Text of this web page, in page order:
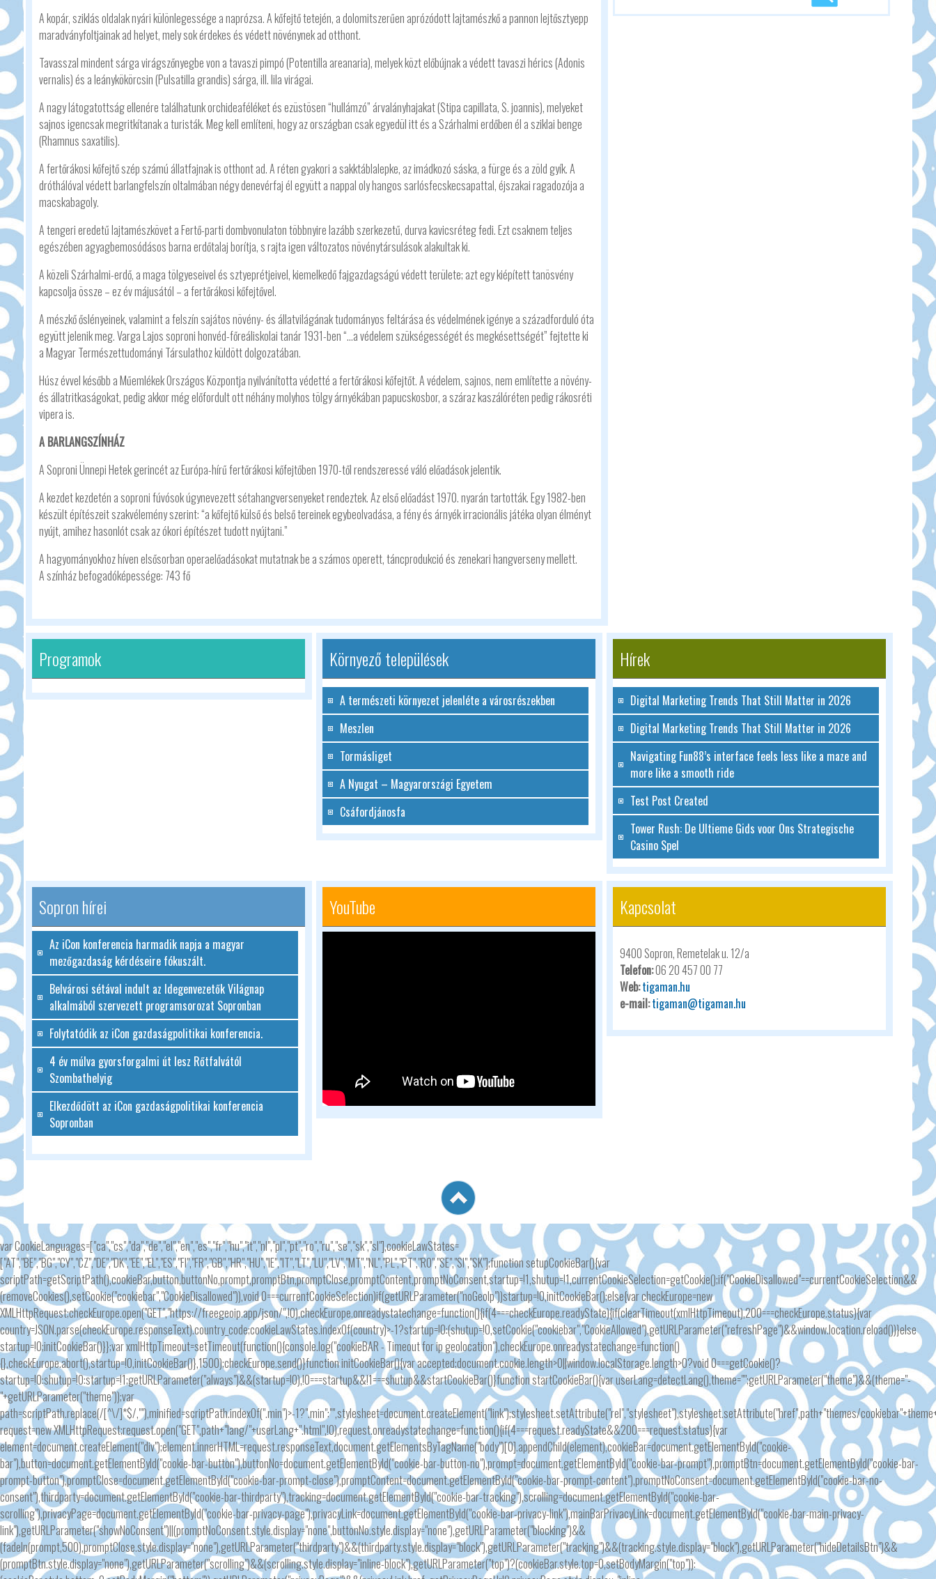
A kopár, sziklás oldalak nyári különlegessége a naprózsa. A kőfejtő tetején, a dolomitszerűen aprózódott lajtamészkő a pannon lejtősztyepp
maradványfoltjainak ad helyet, mely sok érdekes és védett növénynek ad otthont.
Tavasszal mindent sárga virágszőnyegbe von a tavaszi pimpó (Potentilla areanaria), melyek közt előbújnak a védett tavaszi hérics (Adonis
vernalis) és a leánykökörcsin (Pulsatilla grandis) sárga, ill. lila virágai.
A nagy látogatottság ellenére találhatunk orchideaféléket és ezüstösen “hullámzó” árvalányhajakat (Stipa capillata, S. joannis), melyeket
sajnos igencsak megritkítanak a turisták. Meg kell említeni, hogy az országban csak egyedül itt és a Szárhalmi erdőben él a sziklai benge
(Rhamnus saxatilis).
A fertőrákosi kőfejtő szép számú állatfajnak is otthont ad. A réten gyakori a sakktáblalepke, az imádkozó sáska, a fürge és a zöld gyík. A
dróthálóval védett barlangfelszín oltalmában négy denevérfaj él együtt a nappal oly hangos sarlósfecskecsapattal, éjszakai ragadozója a
macskabagoly.
A tengeri eredetű lajtamészkövet a Fertő-parti dombvonulaton többnyire lazább szerkezetű, durva kavicsréteg fedi. Ezt csaknem teljes
egészében agyagbemosódásos barna erdőtalaj borítja, s rajta igen változatos növénytársulások alakultak ki.
A közeli Szárhalmi-erdő, a maga tölgyeseivel és sztyeprétjeivel, kiemelkedő fajgazdagságú védett területe; azt egy kiépített tanösvény
kapcsolja össze – ez év májusától – a fertőrákosi kőfejtővel.
A mészkő őslényeinek, valamint a felszín sajátos növény- és állatvilágának tudományos feltárása és védelmének igénye a századforduló óta
együtt jelenik meg. Varga Lajos soproni honvéd-főreáliskolai tanár 1931-ben “…a védelem szükségességét és megkésettségét” fejtette ki
a Magyar Természettudományi Társulathoz küldött dolgozatában.
Húsz évvel később a Műemlékek Országos Központja nyilvánította védetté a fertőrákosi kőfejtőt. A védelem, sajnos, nem említette a növény-
és állatritkaságokat, pedig akkor még előfordult ott néhány molyhos tölgy árnyékában papucskosbor, a száraz kaszálóréten pedig rákosréti
vipera is.
A BARLANGSZÍNHÁZ
A Soproni Ünnepi Hetek gerincét az Európa-hírű fertőrákosi kőfejtőben 1970-től rendszeressé váló előadások jelentik.
A kezdet kezdetén a soproni fúvósok úgynevezett sétahangversenyeket rendeztek. Az első előadást 1970. nyarán tartották. Egy 1982-ben
készült építészeit szakvélemény szerint: “a kőfejtő külső és belső tereinek egybeolvadása, a fény és árnyék irracionális játéka olyan élményt
nyújt, amihez hasonlót csak az ókori építészet tudott nyújtani.”
A hagyományokhoz híven elsősorban operaelőadásokat mutatnak be a számos operett, táncprodukció és zenekari hangverseny mellett.
A színház befogadóképessége: 743 fő
Programok Környező települések
A természeti környezet jelenléte a városrészekben
Meszlen
Tormásliget
A Nyugat – Magyarországi Egyetem
Csáfordjánosfa
Hírek
Digital Marketing Trends That Still Matter in 2026
Digital Marketing Trends That Still Matter in 2026
Navigating Fun88’s interface feels less like a maze and
more like a smooth ride
Test Post Created
Tower Rush: De Ultieme Gids voor Ons Strategische
Casino Spel
Sopron hírei
Az iCon konferencia harmadik napja a magyar
mezőgazdaság kérdéseire fókuszált.
Belvárosi sétával indult az Idegenvezetők Világnap
alkalmából szervezett programsorozat Sopronban
Folytatódik az iCon gazdaságpolitikai konferencia.
4 év múlva gyorsforgalmi út lesz Rőtfalvától
Szombathelyig
Elkezdődött az iCon gazdaságpolitikai konferencia
Sopronban
YouTube Kapcsolat
9400 Sopron, Remetelak u. 12/a
Telefon:06 20 457 00 77
Web:tigaman.hu
e-mail:tigaman@tigaman.hu
var CookieLanguages=["ca","cs","da","de","el","en","es","fr","hu","it","nl","pl","pt","ro","ru","se","sk","sl"],cookieLawStates=
["AT","BE","BG","CY","CZ","DE","DK","EE","EL","ES","FI","FR","GB","HR","HU","IE","IT","LT","LU","LV","MT","NL","PL","PT","RO","SE","SI","SK"];function setupCookieBar(){var
scriptPath=getScriptPath(),cookieBar,button,buttonNo,prompt,promptBtn,promptClose,promptContent,promptNoConsent,startup=!1,shutup=!1,currentCookieSelection=getCookie();if("CookieDisallowed"==currentCookieSelection&&
(removeCookies(),setCookie("cookiebar","CookieDisallowed")),void 0===currentCookieSelection)if(getURLParameter("noGeoIp"))startup=!0,initCookieBar();else{var checkEurope=new
XMLHttpRequest;checkEurope.open("GET","https://freegeoip.app/json/",!0),checkEurope.onreadystatechange=function(){if(4===checkEurope.readyState){if(clearTimeout(xmlHttpTimeout),200===checkEurope.status){var
country=JSON.parse(checkEurope.responseText).country_code;cookieLawStates.indexOf(country)>-1?startup=!0:(shutup=!0,setCookie("cookiebar","CookieAllowed"),getURLParameter("refreshPage")&&window.location.reload())}else
startup=!0;initCookieBar()}};var xmlHttpTimeout=setTimeout(function(){console.log("cookieBAR - Timeout for ip geolocation"),checkEurope.onreadystatechange=function()
{},checkEurope.abort(),startup=!0,initCookieBar()},1500);checkEurope.send()}function initCookieBar(){var accepted;document.cookie.length>0||window.localStorage.length>0?void 0===getCookie()?
startup=!0:shutup=!0:startup=!1;getURLParameter("always")&&(startup=!0),!0===startup&&!1===shutup&&startCookieBar()}function startCookieBar(){var userLang=detectLang(),theme="";getURLParameter("theme")&&(theme="-
"+getURLParameter("theme"));var
path=scriptPath.replace(/[^\/]*$/,""),minified=scriptPath.indexOf(".min")>-1?".min":"",stylesheet=document.createElement("link");stylesheet.setAttribute("rel","stylesheet"),stylesheet.setAttribute("href",path+"themes/
request=new XMLHttpRequest;request.open("GET",path+"lang/"+userLang+".html",!0),request.onreadystatechange=function(){if(4===request.readyState&&200===request.status){var
element=document.createElement("div");element.innerHTML=request.responseText,document.getElementsByTagName("body")[0].appendChild(element),cookieBar=document.getElementById("cookie-
bar"),button=document.getElementById("cookie-bar-button"),buttonNo=document.getElementById("cookie-bar-button-no"),prompt=document.getElementById("cookie-bar-prompt"),promptBtn=document.getElementById("cookie-bar-
prompt-button"),promptClose=document.getElementById("cookie-bar-prompt-close"),promptContent=document.getElementById("cookie-bar-prompt-content"),promptNoConsent=document.getElementById("cookie-bar-no-
consent"),thirdparty=document.getElementById("cookie-bar-thirdparty"),tracking=document.getElementById("cookie-bar-tracking"),scrolling=document.getElementById("cookie-bar-
scrolling"),privacyPage=document.getElementById("cookie-bar-privacy-page"),privacyLink=document.getElementById("cookie-bar-privacy-link"),mainBarPrivacyLink=document.getElementById("cookie-bar-main-privacy-
link"),getURLParameter("showNoConsent")||(promptNoConsent.style.display="none",buttonNo.style.display="none"),getURLParameter("blocking")&&
(fadeIn(prompt,500),promptClose.style.display="none"),getURLParameter("thirdparty")&&(thirdparty.style.display="block"),getURLParameter("tracking")&&(tracking.style.display="block"),getURLParameter("hideDetailsBtn")&&
(promptBtn.style.display="none"),getURLParameter("scrolling")&&(scrolling.style.display="inline-block"),getURLParameter("top")?(cookieBar.style.top=0,setBodyMargin("top")):